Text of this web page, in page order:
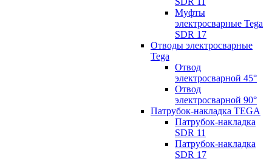
Муфты
электросварные Tega
SDR 17
Отводы электросварные
Tega
Отвод
электросварной 45°
Отвод
электросварной 90°
Патрубок-накладка TEGA
Патрубок-накладка
SDR 11
Патрубок-накладка
SDR 17